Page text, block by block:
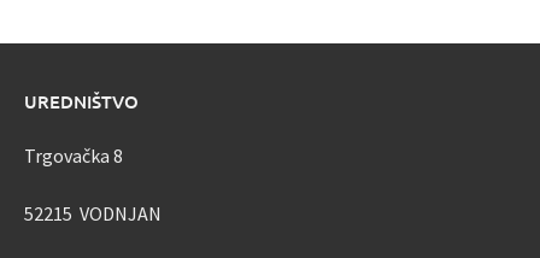
UREDNIŠTVO
Trgovačka 8
52215 VODNJAN